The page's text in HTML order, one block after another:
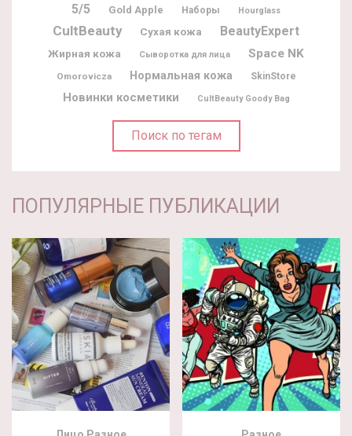
5/5 Gold Apple Наборы Hourglass
CultBeauty Сухая кожа BeautyExpert
Жирная кожа Сыворотка для лица Space NK
Omorovicza Нормальная кожа SkinStore
Новинки косметики CultBeauty Goody Bag
Поиск по тегам
ПОПУЛЯРНЫЕ ПУБЛИКАЦИИ